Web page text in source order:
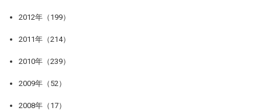
2012年（199）
2011年（214）
2010年（239）
2009年（52）
2008年（17）